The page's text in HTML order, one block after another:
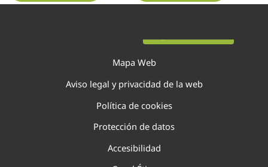
Mapa Web
Aviso legal y privacidad de la web
Política de cookies
Protección de datos
Accesibilidad